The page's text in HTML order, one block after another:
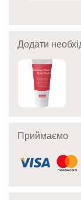
Додати
Приймаємо